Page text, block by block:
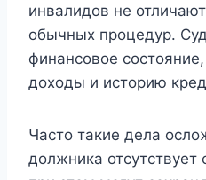
инвалидов не
обычных процедур.
финансовое
доходы и историю
Часто такие дела
должника